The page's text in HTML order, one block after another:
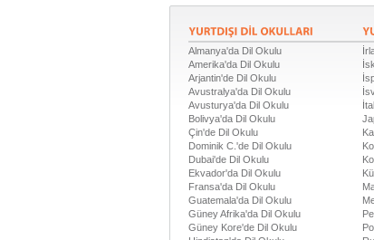
Almanya'da Dil Okulu
Amerika'da Dil Okulu
Arjantin'de Dil Okulu
Avustralya'da Dil Okulu
Avusturya'da Dil Okulu
Bolivya'da Dil Okulu
Çin'de Dil Okulu
Dominik C.'de Dil Okulu
Dubai'de Dil Okulu
Ekvador'da Dil Okulu
Fransa'da Dil Okulu
Guatemala'da Dil Okulu
Güney Afrika'da Dil Okulu
Güney Kore'de Dil Okulu